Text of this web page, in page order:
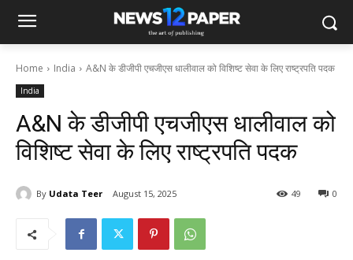
Home India A&N के डीजीपी एचजीएस धालीवाल को विशिष्ट सेवा के लिए राष्ट्रपति पदक
India
A&N के डीजीपी एचजीएस धालीवाल को
विशिष्ट सेवा के लिए राष्ट्रपति पदक
By Udata Teer August 15, 2025 0
49